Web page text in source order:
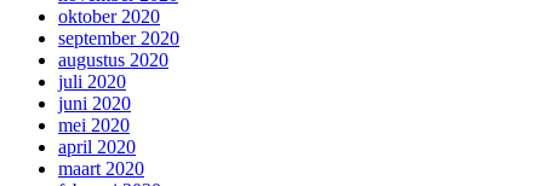
oktober 2020
september 2020
augustus 2020
juli 2020
juni 2020
mei 2020
april 2020
maart 2020